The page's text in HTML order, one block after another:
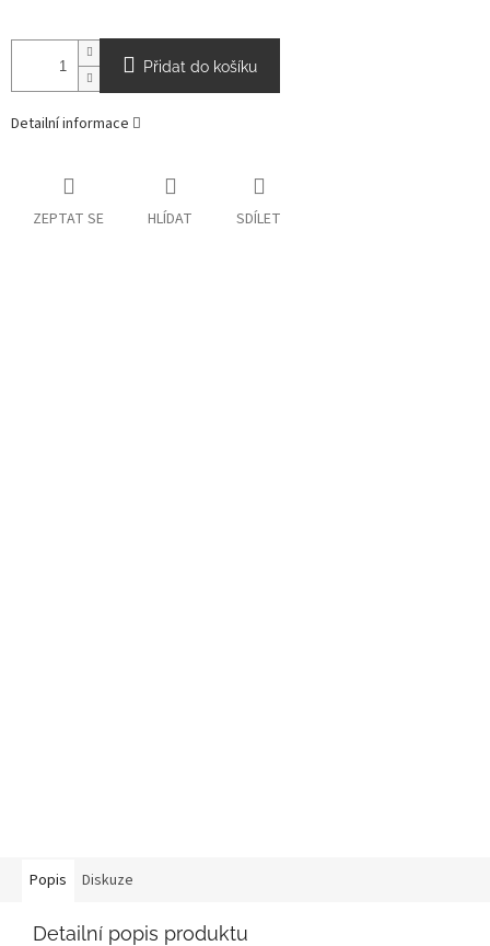
Přidat do košíku
Detailní informace
ZEPTAT SE HLÍDAT SDÍLET
Popis Diskuze
Detailní popis produktu